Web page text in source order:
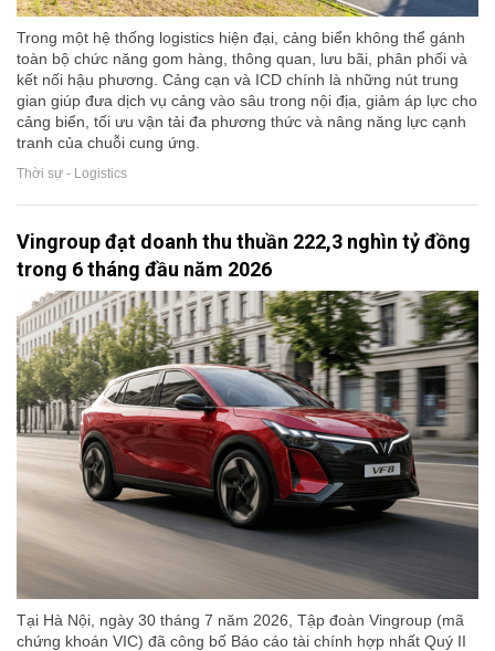
Trong một hệ thống logistics hiện đại, cảng biển không thể gánh
toàn bộ chức năng gom hàng, thông quan, lưu bãi, phân phối và
kết nối hậu phương. Cảng cạn và ICD chính là những nút trung
gian giúp đưa dịch vụ cảng vào sâu trong nội địa, giảm áp lực cho
cảng biển, tối ưu vận tải đa phương thức và nâng năng lực cạnh
tranh của chuỗi cung ứng.
Thời sự - Logistics
Vingroup đạt doanh thu thuần 222,3 nghìn tỷ đồng
trong 6 tháng đầu năm 2026
Tại Hà Nội, ngày 30 tháng 7 năm 2026, Tập đoàn Vingroup (mã
chứng khoán VIC) đã công bố Báo cáo tài chính hợp nhất Quý II